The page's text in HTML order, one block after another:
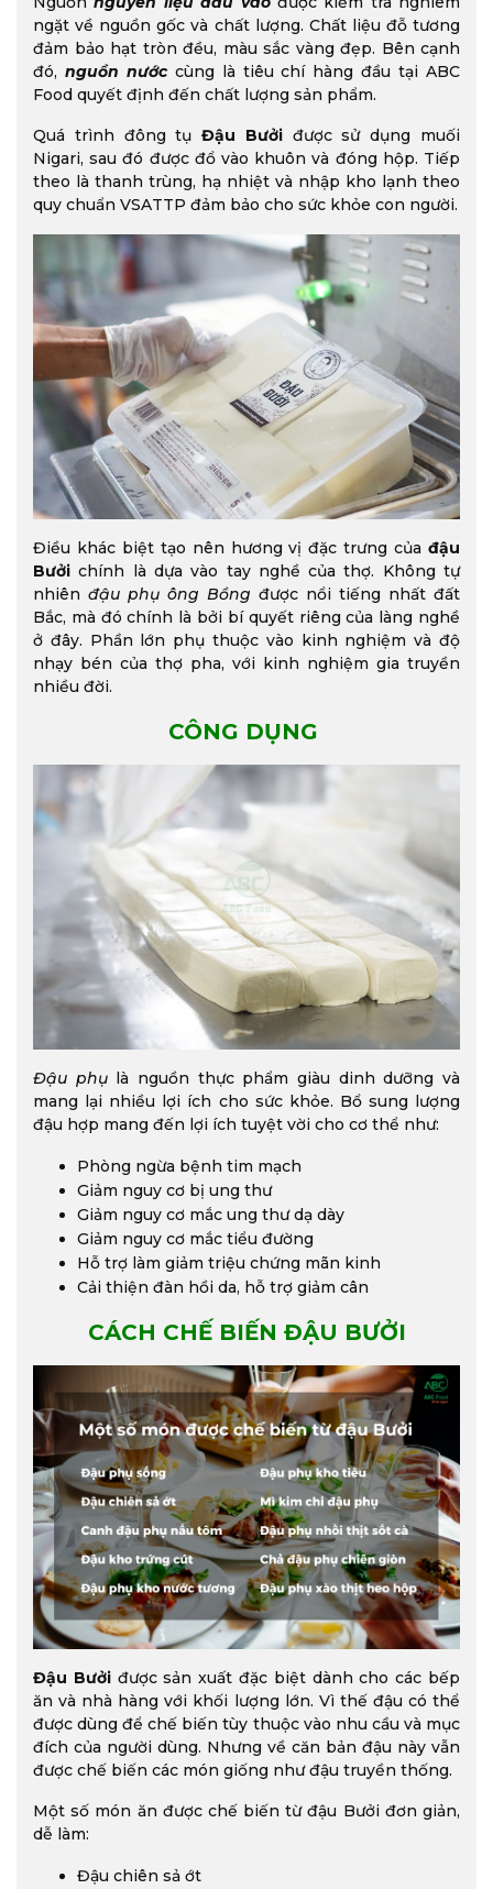
ngặt về nguồn gốc và chất lượng. Chất liệu đỗ tương
đảm bảo hạt tròn đều, màu sắc vàng đẹp. Bên cạnh
đó, nguồn nướccùng là tiêu chí hàng đầu tại ABC
Food quyết định đến chất lượng sản phẩm.
Quá trình đông tụĐậu Bưởiđược sử dụng muối
Nigari, sau đó được đổ vào khuôn và đóng hộp. Tiếp
theo là thanh trùng, hạ nhiệt và nhập kho lạnh theo
quy chuẩn VSATTP đảm bảo cho sức khỏe con người.
Điều khác biệt tạo nên hương vị đặc trưng của đậu
Bưởichính là dựa vào tay nghề của thợ. Không tự
nhiên đậu phụ ông Bồng được nổi tiếng nhất đất
Bắc, mà đó chính là bởi bí quyết riêng của làng nghề
ở đây. Phần lớn phụ thuộc vào kinh nghiệm và độ
nhạy bén của thợ pha, với kinh nghiệm gia truyền
nhiều đời.
CÔNG DỤNG
Đậu phụlà nguồn thực phẩm giàu dinh dưỡng và
mang lại nhiều lợi ích cho sức khỏe. Bổ sung lượng
đậu hợp mang đến lợi ích tuyệt vời cho cơ thể như:
Phòng ngừa bệnh tim mạch
Giảm nguy cơ bị ung thư
Giảm nguy cơ mắc ung thư dạ dày
Giảm nguy cơ mắc tiểu đường
Hỗ trợ làm giảm triệu chứng mãn kinh
Cải thiện đàn hồi da, hỗ trợ giảm cân
CÁCH CHẾ BIẾN ĐẬU BƯỞI
Đậu Bưởiđược sản xuất đặc biệt dành cho các bếp
ăn và nhà hàng với khối lượng lớn. Vì thế đậu có thể
được dùng để chế biến tùy thuộc vào nhu cầu và mục
đích của người dùng. Nhưng về căn bản đậu này vẫn
được chế biến các món giống như đậu truyền thống.
Một số món ăn được chế biến từ đậu Bưởi đơn giản,
dễ làm:
Đậu chiên sả ớt